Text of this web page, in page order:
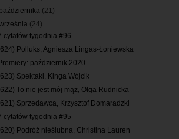
(21)
(24)
cytatów tygodnia #96
Polluks, Agniesza Lingas-Łoniewska
październik 2020
Spektakl, Kinga Wójcik
To nie jest mój mąż, Olga Rudnicka
Sprzedawca, Krzysztof Domaradzki
cytatów tygodnia #95
Podróż nieślubna, Christina Lauren